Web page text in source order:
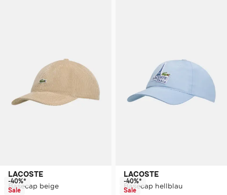
LACOSTE
Basecap beige
-40%*
Sale
LACOSTE
Basecap hellblau
-40%*
Sale